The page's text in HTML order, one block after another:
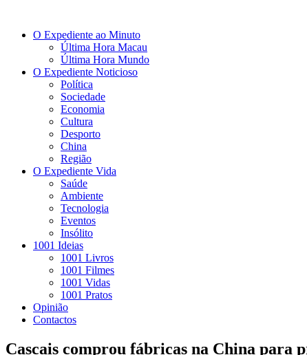
O Expediente ao Minuto
Última Hora Macau
Última Hora Mundo
O Expediente Noticioso
Política
Sociedade
Economia
Cultura
Desporto
China
Região
O Expediente Vida
Saúde
Ambiente
Tecnologia
Eventos
Insólito
1001 Ideias
1001 Livros
1001 Filmes
1001 Vidas
1001 Pratos
Opinião
Contactos
Cascais comprou fábricas na China para